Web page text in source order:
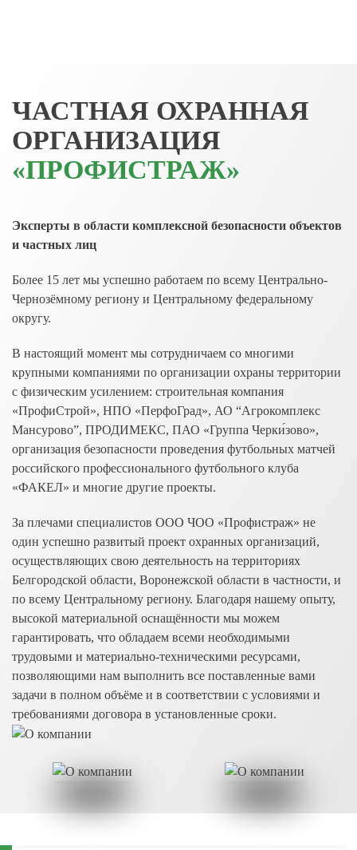
content
ЧАСТНАЯ ОХРАННАЯ
ОРГАНИЗАЦИЯ
«ПРОФИСТРАЖ»
Эксперты в области комплексной безопасности объектов
и частных лиц
Более 15 лет мы успешно работаем по всему Центрально-
Чернозёмному региону и Центральному федеральному
округу.
В настоящий момент мы сотрудничаем со многими
крупными компаниями по организации охраны территории
с физическим усилением: строительная компания
«ПрофиСтрой», НПО «ПерфоГрад», АО “Агрокомплекс
Мансурово”, ПРОДИМЕКС, ПАО «Группа Черки́зово»,
организация безопасности проведения футбольных матчей
российского профессионального футбольного клуба
«ФАКЕЛ» и многие другие проекты.
За плечами специалистов ООО ЧОО «Профистраж» не
один успешно развитый проект охранных организаций,
осуществляющих свою деятельность на территориях
Белгородской области, Воронежской области в частности, и
по всему Центральному региону. Благодаря нашему опыту,
высокой материальной оснащённости мы можем
гарантировать, что обладаем всеми необходимыми
трудовыми и материально-техническими ресурсами,
позволяющими нам выполнить все поставленные вами
задачи в полном объёме и в соответствии с условиями и
требованиями договора в установленные сроки.